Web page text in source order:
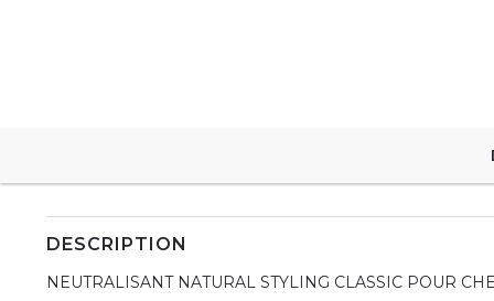
DESCRIPTION
NEUTRALISANT NATURAL STYLING CLASSIC POUR